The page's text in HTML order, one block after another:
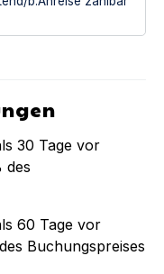
30 Tage vor
des
60 Tage vor
des Buchungspreises